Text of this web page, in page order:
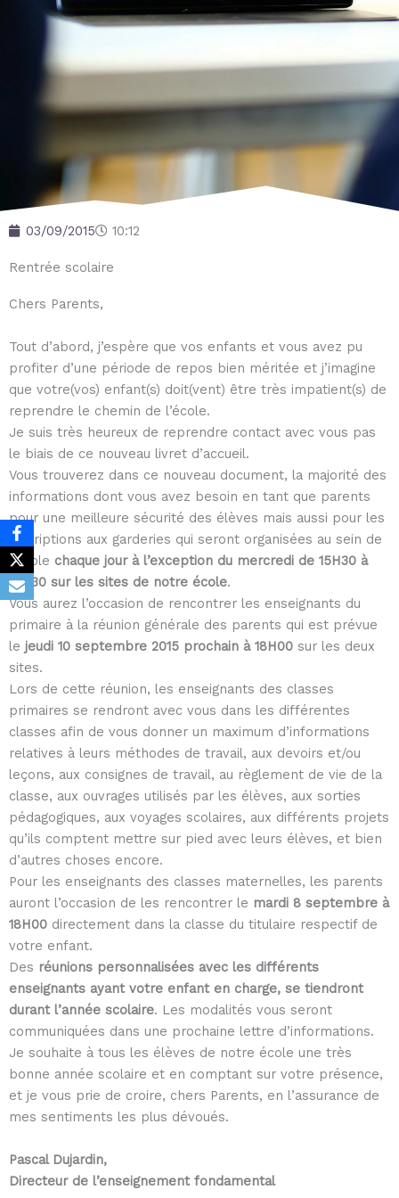
03/09/2015 10:12
Rentrée scolaire
Chers Parents,
Tout d’abord, j’espère que vos enfants et vous avez pu
profiter d’une période de repos bien méritée et j’imagine
que votre(vos) enfant(s) doit(vent) être très impatient(s) de
reprendre le chemin de l’école.
Je suis très heureux de reprendre contact avec vous pas
le biais de ce nouveau livret d’accueil.
Vous trouverez dans ce nouveau document, la majorité des
informations dont vous avez besoin en tant que parents
pour une meilleure sécurité des élèves mais aussi pour les
inscriptions aux garderies qui seront organisées au sein de
l’école chaque jour à l’exception du mercredi de 15H30 à
17H30 sur les sites de notre école.
Vous aurez l’occasion de rencontrer les enseignants du
primaire à la réunion générale des parents qui est prévue
le jeudi 10 septembre 2015 prochain à 18H00 sur les deux
sites.
Lors de cette réunion, les enseignants des classes
primaires se rendront avec vous dans les différentes
classes afin de vous donner un maximum d’informations
relatives à leurs méthodes de travail, aux devoirs et/ou
leçons, aux consignes de travail, au règlement de vie de la
classe, aux ouvrages utilisés par les élèves, aux sorties
pédagogiques, aux voyages scolaires, aux différents projets
qu’ils comptent mettre sur pied avec leurs élèves, et bien
d’autres choses encore.
Pour les enseignants des classes maternelles, les parents
auront l’occasion de les rencontrer le mardi 8 septembre à
18H00 directement dans la classe du titulaire respectif de
votre enfant.
Des réunions personnalisées avec les différents
enseignants ayant votre enfant en charge, se tiendront
durant l’année scolaire. Les modalités vous seront
communiquées dans une prochaine lettre d’informations.
Je souhaite à tous les élèves de notre école une très
bonne année scolaire et en comptant sur votre présence,
et je vous prie de croire, chers Parents, en l’assurance de
mes sentiments les plus dévoués.
Pascal Dujardin,
Directeur de l’enseignement fondamental